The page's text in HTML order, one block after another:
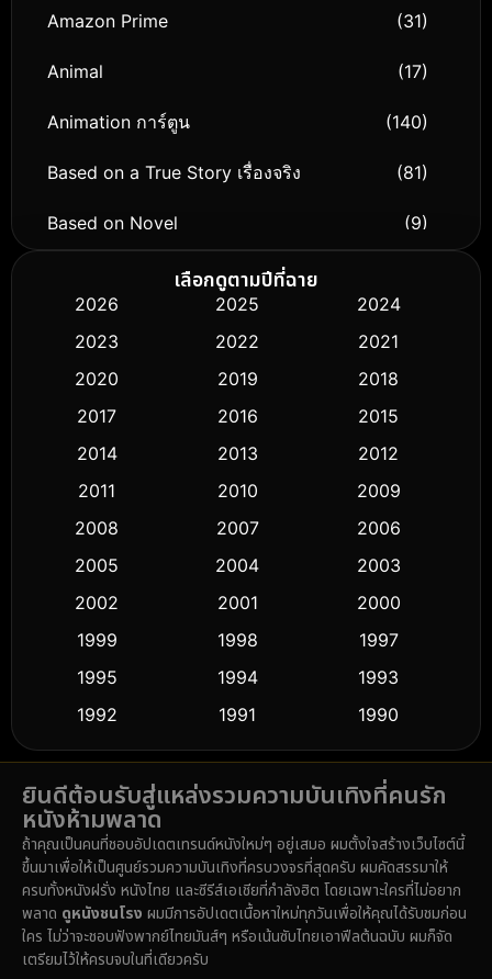
Amazon Prime (31)
Animal (17)
Animation การ์ตูน (140)
Based on a True Story เรื่องจริง (81)
Based on Novel (9)
Biography ชีวิตจริง
Classic หนังคลาสสิก (50)
Comedy ตลก (451)
Crime อาชญากรรม (530)
Cult Film
Dance เต้น (10)
Detective สืบสวน
Detective สืบสวน
Disaster
Disney+ (5)
Documentary สารคดี (92)
เลือกดูตามปีที่ฉาย
2026 2025
2024
2023
2022
2021
2020
2019
2018
2017
2016
2015
2014
2013
2012
2011
2010
2009
2008
2007
2006
2005
2004
2003
2002
2001
2000
1999
1998
1997
1995
1994
1993
1992
1991
1990
1989
1988
1986
1985
1983
1982
1981
1971
1962 1953
ยินดีต้อนรับสู่แหล่งรวมความบันเทิงที่คนรัก
หนังห้ามพลาด
ถ้าคุณเป็นคนที่ชอบอัปเดตเทรนด์หนังใหม่ๆ อยู่เสมอ ผมตั้งใจสร้างเว็บไซต์นี้
ขึ้นมาเพื่อให้เป็นศูนย์รวมความบันเทิงที่ครบวงจรที่สุดครับ ผมคัดสรรมาให้
ครบทั้งหนังฝรั่ง หนังไทย และซีรีส์เอเชียที่กำลังฮิต โดยเฉพาะใครที่ไม่อยาก
พลาด ดูหนังชนโรง ผมมีการอัปเดตเนื้อหาใหม่ทุกวันเพื่อให้คุณได้รับชมก่อน
ใคร ไม่ว่าจะชอบฟังพากย์ไทยมันส์ๆ หรือเน้นซับไทยเอาฟีลต้นฉบับ ผมก็จัด
เตรียมไว้ให้ครบจบในที่เดียวครับ